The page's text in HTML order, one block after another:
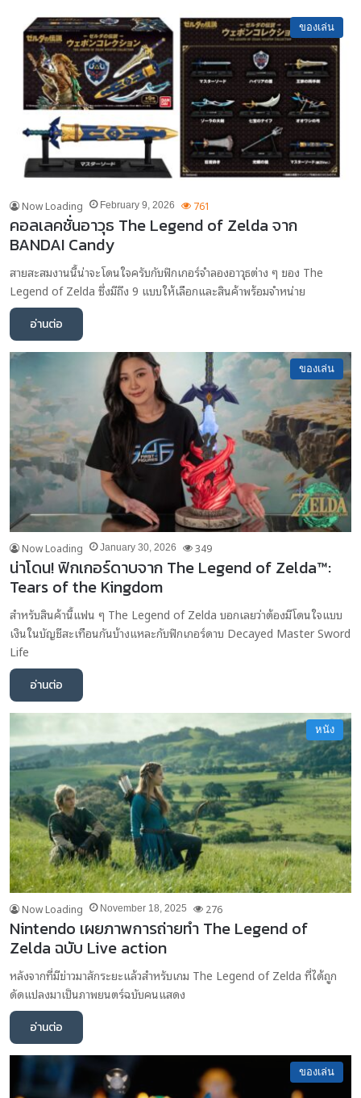
ของเล่น
Now Loading February 9, 2026 761
คอลเลคชั่นอาวุธ The Legend of Zelda จาก
BANDAI Candy
สายสะสมงานนี้น่าจะโดนใจครับกับฟิกเกอร์จำลองอาวุธต่าง ๆ ของ The
Legend of Zelda ซึ่งมีถึง 9 แบบให้เลือกและสินค้าพร้อมจำหน่าย
อ่านต่อ
ของเล่น
Now Loading January 30, 2026 349
น่าโดน! ฟิกเกอร์ดาบจาก The Legend of Zelda™:
Tears of the Kingdom
สำหรับสินค้านี้แฟน ๆ The Legend of Zelda บอกเลยว่าต้องมีโดนใจแบบ
เงินในบัญชีสะเทือนกันบ้างแหละกับฟิกเกอร์ดาบ Decayed Master Sword
Life
อ่านต่อ
หนัง
Now Loading November 18, 2025 276
Nintendo เผยภาพการถ่ายทำ The Legend of
Zelda ฉบับ Live action
หลังจากที่มีข่าวมาสักระยะแล้วสำหรับเกม The Legend of Zelda ที่ได้ถูก
ดัดแปลงมาเป็นภาพยนตร์ฉบับคนแสดง
อ่านต่อ
ของเล่น